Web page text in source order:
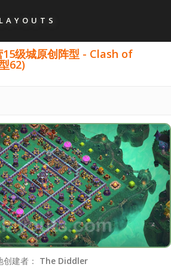
LAYOUTS
15级城原创阵型 - Clash of
62)
创建者： The Diddler